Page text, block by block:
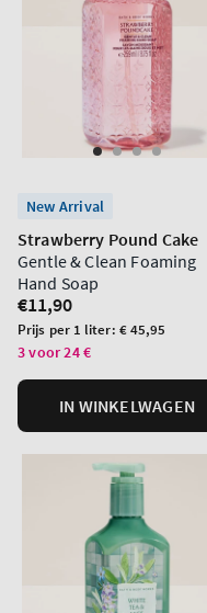
New Arrival
Strawberry Pound Cake
Gentle & Clean Foaming
Hand Soap
Normale
prijs
€11,90
Prijs
per
Prijs per 1 liter: € 45,95
3 voor 24 €
IN WINKELWAGEN